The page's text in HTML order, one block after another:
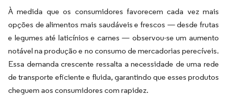
À medida que os consumidores favorecem cada vez mais
opções de alimentos mais saudáveis e frescos — desde frutas
e legumes até laticínios e carnes — observou-se um aumento
notável na produção e no consumo de mercadorias perecíveis.
Essa demanda crescente ressalta a necessidade de uma rede
de transporte eficiente e fluida, garantindo que esses produtos
cheguem aos consumidores com rapidez.